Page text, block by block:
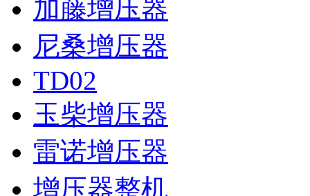
加藤增压器
尼桑增压器
TD02
玉柴增压器
雷诺增压器
增压器整机